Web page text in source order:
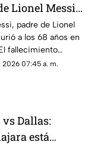
Lionel Messi,
años; esto se
padre de Lionel
a los 68 años en
fallecimiento
del viernes y
2026 07:45 a. m.
Dallas:
está